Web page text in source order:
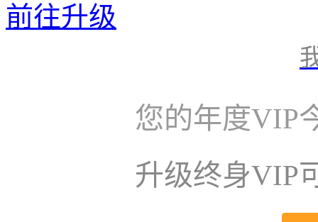
前往升级
您的年度VIP
升级终身VIP